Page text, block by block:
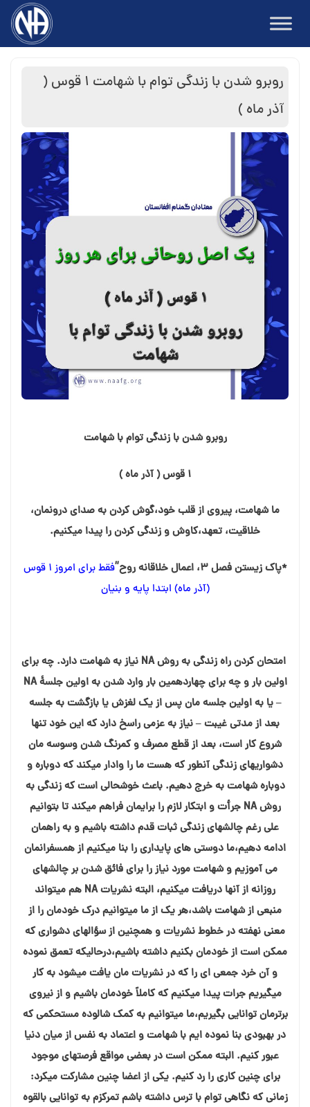
content
روبرو شدن با زندگی توام با شهامت ۱ قوس (
آذر ماه )
روبرو شدن با زندگی توام با شهامت
۱ قوس ( آذر ماه )
ما شهامت، پیروی از قلب خود،گوش کردن به صدای درونمان،
خلاقیت، تعهد،کاوش و زندگی کردن را پیدا میکنیم.
*پاک زیستن فصل ۳، اعمال خلاقانه روح”
فقط برای امروز ۱ قوس
(آذر ماه) ابتدا پایه و بنیان
امتحان کردن راه زندگی به روش NA نیاز به شهامت دارد. چه برای
اولین بار و چه برای چهاردهمین بار وارد شدن به اولین جلسۀ NA
– یا به اولین جلسه مان پس از یک لغزش یا بازگشت به جلسه
بعد از مدتی غیبت – نیاز به عزمی راسخ دارد که این خود تنها
شروع کار است، بعد از قطع مصرف و کمرنگ شدن وسوسه مان
دشواریهای زندگی آنطور که هست ما را وادار میکند که دوباره و
دوباره شهامت به خرج دهیم. باعث خوشحالی است که زندگی به
روش NA جرأت و ابتکار لازم را برایمان فراهم میکند تا بتوانیم
علی رغم چالشهای زندگی ثبات قدم داشته باشیم و به راهمان
ادامه دهیم،ما دوستی های پایداری را بنا میکنیم از همسفرانمان
می آموزیم و شهامت مورد نیاز را برای فائق شدن بر چالشهای
روزانه از آنها دریافت میکنیم، البته نشریات NA هم میتواند
منبعی از شهامت باشد،هر یک از ما میتوانیم درک خودمان را از
معنی نهفته در خطوط نشریات و همچنین از سؤالهای دشواری که
ممکن است از خودمان بکنیم داشته باشیم،درحالیکه تعمق نموده
و آن خرد جمعی ای را که در نشریات مان یافت میشود به کار
میگیریم جرات پیدا میکنیم که کاملاً خودمان باشیم و از نیروی
برترمان توانایی بگیریم،ما میتوانیم به کمک شالوده مستحکمی که
در بهبودی بنا نموده ایم با شهامت و اعتماد به نفس از میان دنیا
عبور کنیم. البته ممکن است در بعضی مواقع فرصتهای موجود
برای چنین کاری را رد کنیم. یکی از اعضا چنین مشارکت میکرد:
زمانی که نگاهی توام با ترس داشته باشم تمرکزم به توانایی بالقوه